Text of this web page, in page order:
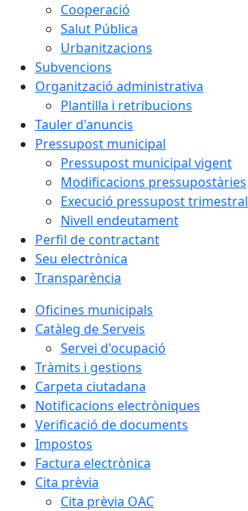
Cooperació
Salut Pública
Urbanitzacions
Subvencions
Organització administrativa
Plantilla i retribucions
Tauler d'anuncis
Pressupost municipal
Pressupost municipal vigent
Modificacions pressupostàries
Execució pressupost trimestral
Nivell endeutament
Perfil de contractant
Seu electrònica
Transparència
Oficines municipals
Catàleg de Serveis
Servei d'ocupació
Tràmits i gestions
Carpeta ciutadana
Notificacions electròniques
Verificació de documents
Impostos
Factura electrònica
Cita prèvia
Cita prèvia OAC